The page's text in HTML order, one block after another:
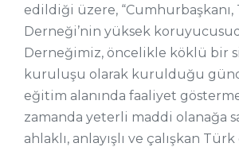
edildiği üzere,
Derneği’nin yüksek
Derneğimiz, öncelikle köklü bir
kuruluşu olarak kurulduğu
eğitim alanında faaliyet
zamanda yeterli maddi olanağa
ahlaklı, anlayışlı ve çalışkan